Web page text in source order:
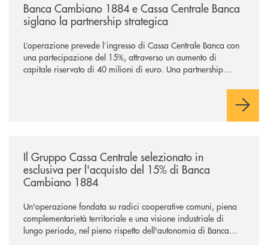
Banca Cambiano 1884 e Cassa Centrale Banca
siglano la partnership strategica
L’operazione prevede l’ingresso di Cassa Centrale Banca con
una partecipazione del 15%, attraverso un aumento di
capitale riservato di 40 milioni di euro. Una partnership
comuni e sulla prossimità ai territori, per ampliare l’offerta e
Il Gruppo Cassa Centrale selezionato in
esclusiva per l'acquisto del 15% di Banca
Cambiano 1884
Un'operazione fondata su radici cooperative comuni, piena
complementarietà territoriale e una visione industriale di
lungo periodo, nel pieno rispetto dell'autonomia di Banca